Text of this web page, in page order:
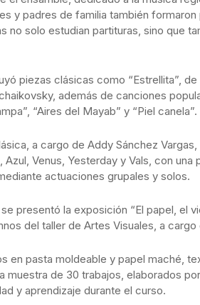
y padres de familia también
no solo estudian partituras, sino que
piezas clásicas como “Estrellita”,
además de canciones
“Aires del Mayab” y “Piel canela”.
a cargo de Addy Sánchez
Azul, Venus, Yesterday y Vals, con
actuaciones grupales y solos.
presentó la exposición “El papel, el
del taller de Artes Visuales, a
en pasta moldeable y papel maché,
muestra de 30 trabajos, elaborados
y aprendizaje durante el curso.